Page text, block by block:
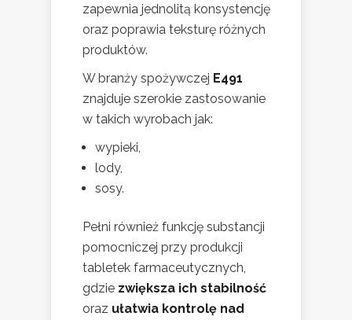
zapewnia jednolitą konsystencję
oraz poprawia teksturę różnych
produktów.
W branży spożywczej E491
znajduje szerokie zastosowanie
w takich wyrobach jak:
wypieki,
lody,
sosy.
Pełni również funkcję substancji
pomocniczej przy produkcji
tabletek farmaceutycznych,
gdzie zwiększa ich stabilność
oraz ułatwia kontrolę nad